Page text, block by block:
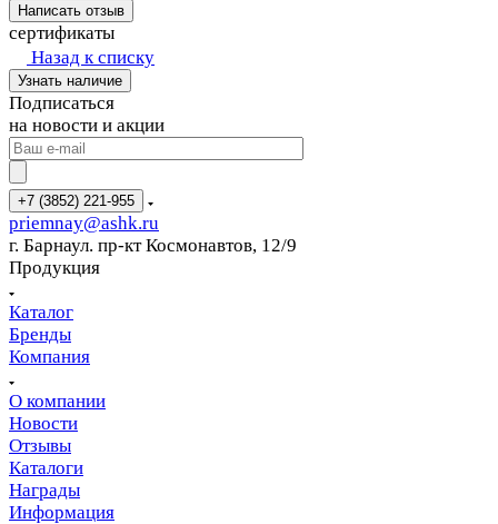
Написать отзыв
сертификаты
Назад к списку
Узнать наличие
Подписаться
на новости и акции
+7 (3852) 221-955
priemnay@ashk.ru
г. Барнаул. пр-кт Космонавтов, 12/9
Продукция
Каталог
Бренды
Компания
О компании
Новости
Отзывы
Каталоги
Награды
Информация